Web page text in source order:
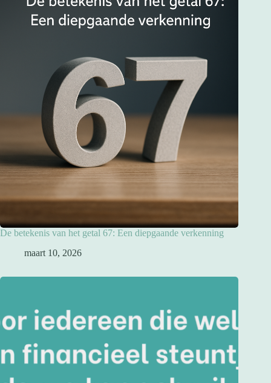
De betekenis van het getal 67: Een diepgaande verkenning
maart 10, 2026